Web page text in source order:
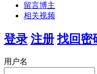
留言博主
相关视频
登录 注册 找回密
用户名